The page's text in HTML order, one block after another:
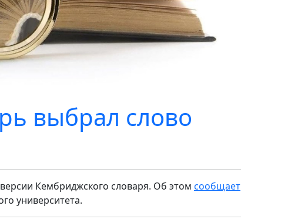
выбрал слово
Кембриджского словаря. Об этом сообщает
университета.